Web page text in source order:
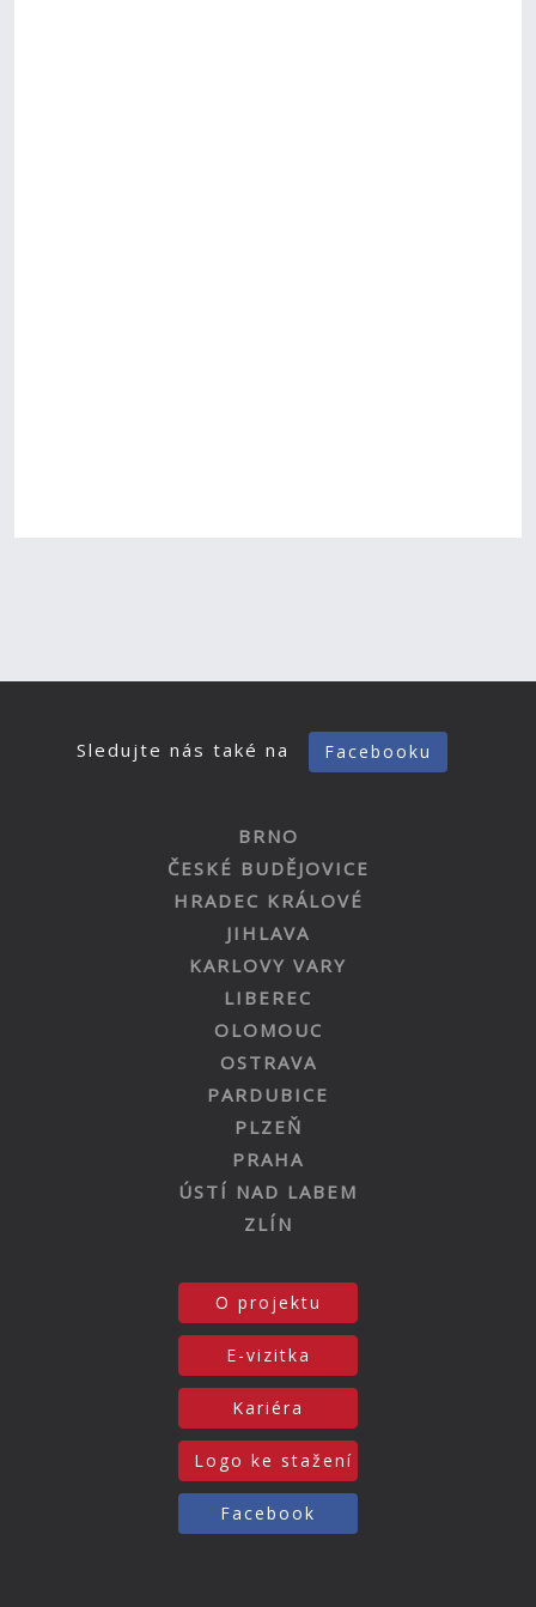
Sledujte nás také na Facebooku
BRNO
ČESKÉ BUDĚJOVICE
HRADEC KRÁLOVÉ
JIHLAVA
KARLOVY VARY
LIBEREC
OLOMOUC
OSTRAVA
PARDUBICE
PLZEŇ
PRAHA
ÚSTÍ NAD LABEM
ZLÍN
O projektu
E-vizitka
Kariéra
Logo ke stažení
Facebook